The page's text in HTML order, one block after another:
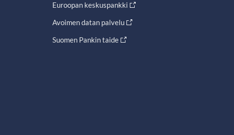
Euroopan keskuspankki
Avoimen datan palvelu
Suomen Pankin taide